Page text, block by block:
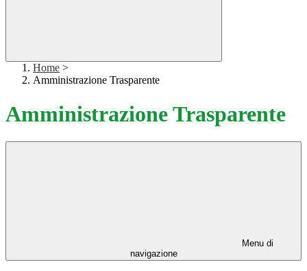
Home >
Amministrazione Trasparente
Amministrazione Trasparente
Menu di
navigazione